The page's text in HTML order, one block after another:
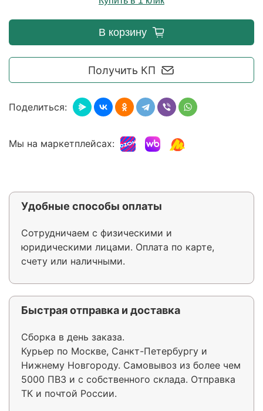
Получить КП
В корзину
Поделиться:
Мы на маркетплейсах:
Удобные способы оплаты
Сотрудничаем с физическими и
юридическими лицами. Оплата по карте,
счету или наличными.
Быстрая отправка и доставка
Сборка в день заказа.
Курьер по Москве, Санкт-Петербургу и
Нижнему Новгороду. Самовывоз из более чем
5000 ПВЗ и с собственного склада. Отправка
ТК и почтой России.